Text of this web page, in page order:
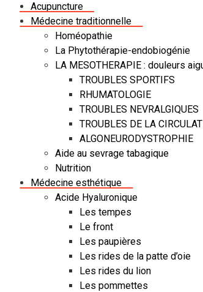
Acupuncture
Médecine traditionnelle
Homéopathie
La Phytothérapie-endobiogénie
LA MESOTHERAPIE : douleurs
TROUBLES SPORTIFS
RHUMATOLOGIE
TROUBLES NEVRALGIQUES
TROUBLES DE LA
ALGONEURODYSTROPHIE
Aide au sevrage tabagique
Nutrition
Médecine esthétique
Acide Hyaluronique
Les tempes
Le front
Les paupières
Les rides de la patte d’oie
Les rides du lion
Les pommettes